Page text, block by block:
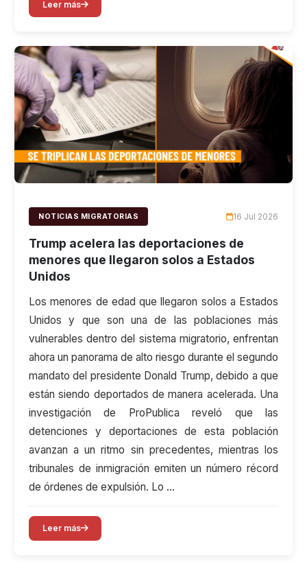
Leer más
NOTICIAS MIGRATORIAS 16 Jul 2026
Trump acelera las deportaciones de
menores que llegaron solos a Estados
Unidos
Los menores de edad que llegaron solos a Estados
Unidos y que son una de las poblaciones más
vulnerables dentro del sistema migratorio, enfrentan
ahora un panorama de alto riesgo durante el segundo
mandato del presidente Donald Trump, debido a que
están siendo deportados de manera acelerada. Una
investigación de ProPublica reveló que las
detenciones y deportaciones de esta población
avanzan a un ritmo sin precedentes, mientras los
tribunales de inmigración emiten un número récord
de órdenes de expulsión. Lo …
Leer más